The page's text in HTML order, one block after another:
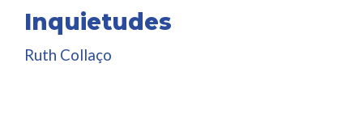
Inquietudes
Ruth Collaço